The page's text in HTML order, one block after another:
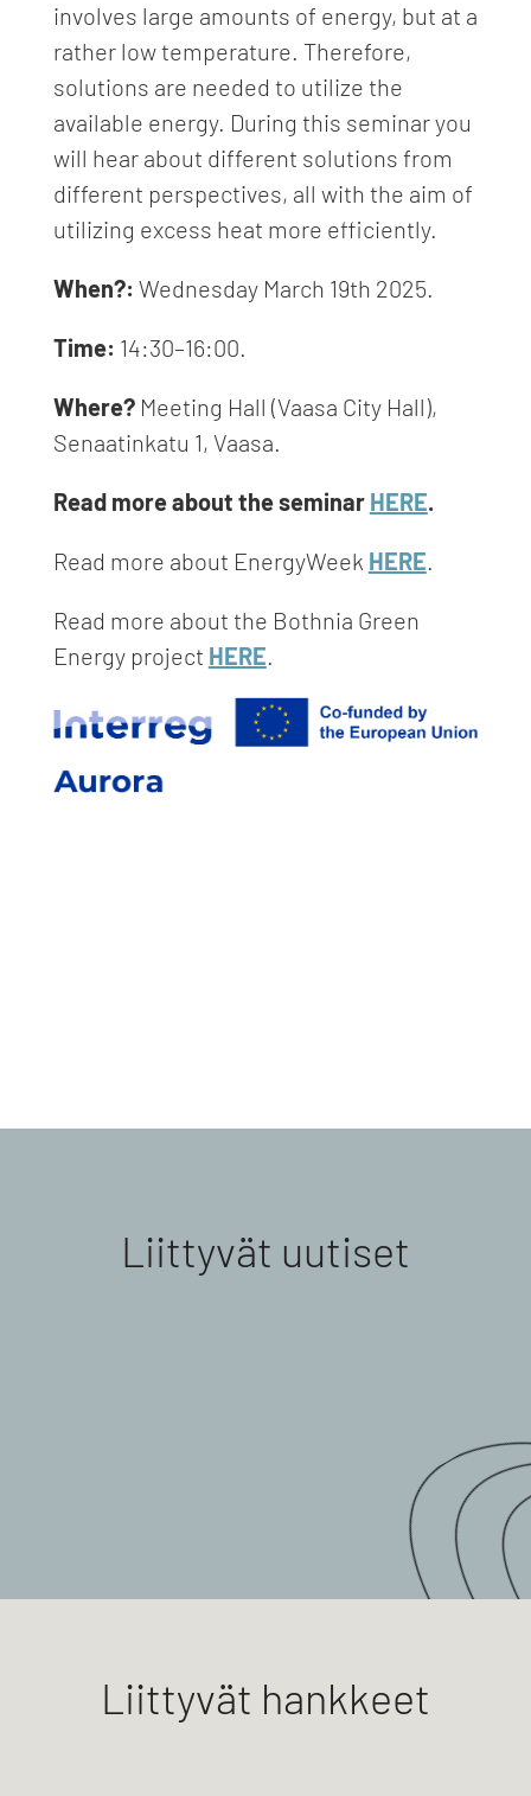
involves large amounts of energy, but at a
rather low temperature. Therefore,
solutions are needed to utilize the
available energy. During this seminar you
will hear about different solutions from
different perspectives, all with the aim of
utilizing excess heat more efficiently.
When?: Wednesday March 19th 2025.
Time: 14:30–16:00.
Where? Meeting Hall (Vaasa City Hall),
Senaatinkatu 1, Vaasa.
Read more about the seminar HERE.
Read more about EnergyWeek HERE.
Read more about the Bothnia Green
Energy project HERE.
Liittyvät uutiset
Liittyvät hankkeet